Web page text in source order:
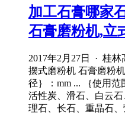
加工石膏哪家
石膏磨粉机,立
2017年2月27日 · 桂
摆式磨粉机 石膏磨粉
径｝：mm ... ｛使用范
活性炭、滑石、白云
理石、长石、重晶石